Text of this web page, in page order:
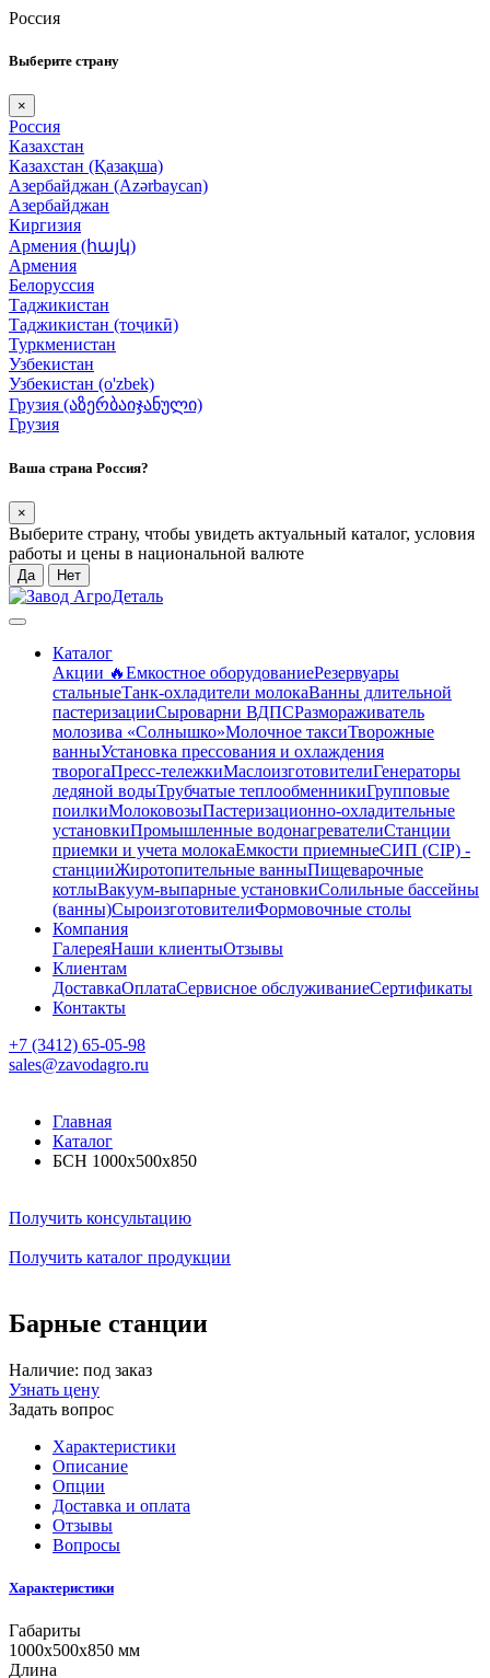
Россия
Выберите страну
×
Россия
Казахстан
Казахстан (Қазақша)
Азербайджан (Azərbaycan)
Азербайджан
Киргизия
Армения (հայկ)
Армения
Белоруссия
Таджикистан
Таджикистан (тоҷикӣ)
Туркменистан
Узбекистан
Узбекистан (o'zbek)
Грузия (აზერბაიჯანული)
Грузия
Ваша страна Россия?
×
Выберите страну, чтобы увидеть актуальный каталог, условия
работы и цены в национальной валюте
Да Нет
Каталог
Акции 🔥Емкостное оборудованиеРезервуары
стальныеТанк-охладители молокаВанны длительной
пастеризацииСыроварни ВДПСРазмораживатель
молозива «Солнышко»Молочное таксиТворожные
ванныУстановка прессования и охлаждения
творогаПресс-тележкиМаслоизготовителиГенераторы
ледяной водыТрубчатые теплообменникиГрупповые
поилкиМолоковозыПастеризационно-охладительные
установкиПромышленные водонагревателиСтанции
приемки и учета молокаЕмкости приемныеСИП (CIP) -
станцииЖиротопительные ванныПищеварочные
котлыВакуум-выпарные установкиСолильные бассейны
(ванны)СыроизготовителиФормовочные столы
Компания
ГалереяНаши клиентыОтзывы
Клиентам
ДоставкаОплатаСервисное обслуживаниеСертификаты
Контакты
+7 (3412) 65-05-98
sales@zavodagro.ru
Главная
Каталог
БСН 1000x500x850
Получить консультацию
Получить каталог продукции
Барные станции
Наличие: под заказ
Узнать цену
Задать вопрос
Характеристики
Описание
Опции
Доставка и оплата
Отзывы
Вопросы
Характеристики
Габариты
1000x500x850 мм
Длина